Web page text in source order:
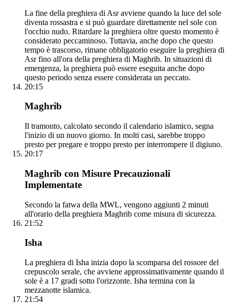
La fine della preghiera di Asr avviene quando la luce del sole
diventa rossastra e si può guardare direttamente nel sole con
l'occhio nudo. Ritardare la preghiera oltre questo momento è
considerato peccaminoso. Tuttavia, anche dopo che questo
tempo è trascorso, rimane obbligatorio eseguire la preghiera di
Asr fino all'ora della preghiera di Maghrib. In situazioni di
emergenza, la preghiera può essere eseguita anche dopo
questo periodo senza essere considerata un peccato.
20:15
Maghrib
Il tramonto, calcolato secondo il calendario islamico, segna
l'inizio di un nuovo giorno. In molti casi, sarebbe troppo
presto per pregare e troppo presto per interrompere il digiuno.
20:17
Maghrib con Misure Precauzionali
Implementate
Secondo la fatwa della MWL, vengono aggiunti 2 minuti
all'orario della preghiera Maghrib come misura di sicurezza.
21:52
Isha
La preghiera di Isha inizia dopo la scomparsa del rossore del
crepuscolo serale, che avviene approssimativamente quando il
sole è a 17 gradi sotto l'orizzonte. Isha termina con la
mezzanotte islamica.
21:54